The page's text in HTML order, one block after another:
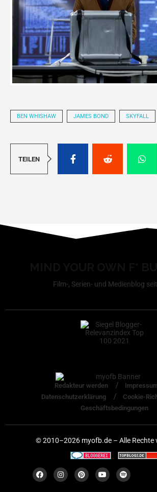
BEN WHISHAW JAMES BOND SKYFALL
TEILEN
Film-, Serien- und Medienblog
Redakteur werden
Datenschutzerklärung
Cookie-
Geschäftsbedingungen
© 2010–2026 myofb.de – Alle Rechte